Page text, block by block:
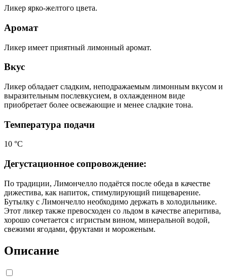
Ликер ярко-желтого цвета.
Аромат
Ликер имеет приятный лимонный аромат.
Вкус
Ликер обладает сладким, неподражаемым лимонным вкусом и
выразительным послевкусием, в охлажденном виде
приобретает более освежающие и менее сладкие тона.
Температура подачи
10 °С
Дегустационное сопровождение:
По традиции, Лимончелло подаётся после обеда в качестве
дижестива, как напиток, стимулирующий пищеварение.
Бутылку с Лимончелло необходимо держать в холодильнике.
Этот ликер также превосходен со льдом в качестве аперитива,
хорошо сочетается с игристым вином, минеральной водой,
свежими ягодами, фруктами и мороженым.
Описание